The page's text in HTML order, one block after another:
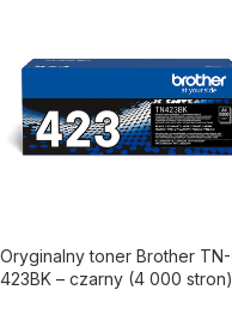
Oryginalny toner Brother TN-
423BK – czarny (4 000 stron)